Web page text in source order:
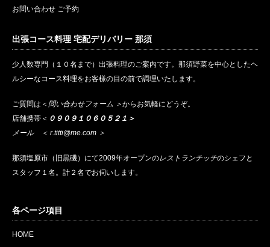
お問い合わせ ご予約
出張コース料理 宅配デリバリー 那須
少人数専門（１０名まで）出張料理のご案内です。那須野菜を中心としたヘ
ルシーなコース料理をお客様の目の前で調理いたします。
ご質問は＜ 問い合わせフォーム ＞からお気軽にどうぞ。
店舗携帯＜ ０９０９１０６０５２１＞
メール ＜ r.titti@me.com ＞
那須塩原市（旧黒磯）にて2009年オープンのレストランチッチのシェフと
スタッフ１名。計２名でお伺いします。
各ページ項目
HOME